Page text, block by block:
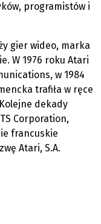
programistów i
gier wideo, marka
W 1976 roku Atari
w 1984
trafiła w ręce
dekady
Corporation,
francuskie
Atari, S.A.